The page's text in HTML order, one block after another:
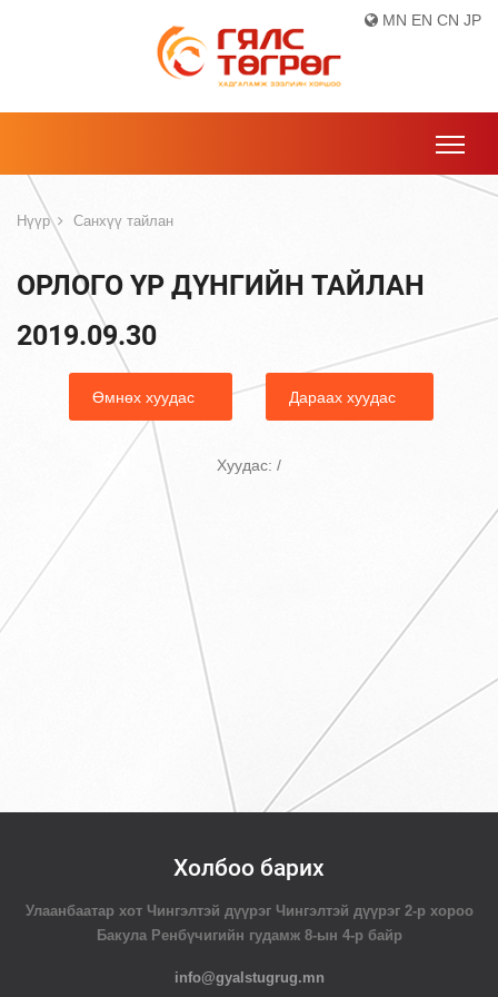
MN EN CN JP
Нүүр Санхүү тайлан
ОРЛОГО ҮР ДҮНГИЙН ТАЙЛАН
2019.09.30
Өмнөх хуудас Дараах хуудас
Хуудас: /
Холбоо барих
Улаанбаатар хот Чингэлтэй дүүрэг Чингэлтэй дүүрэг 2-р хороо
Бакула Ренбүчигийн гудамж 8-ын 4-р байр
info@gyalstugrug.mn